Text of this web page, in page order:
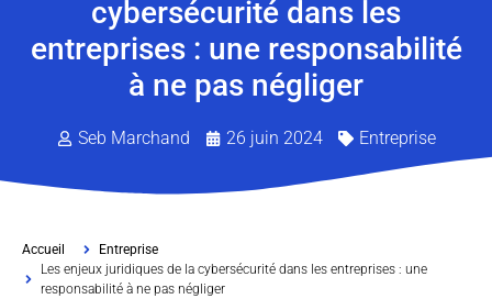
cybersécurité dans les
entreprises : une responsabilité
à ne pas négliger
Seb Marchand 26 juin 2024 Entreprise
Accueil
Entreprise
Les enjeux juridiques de la cybersécurité dans les entreprises : une
responsabilité à ne pas négliger